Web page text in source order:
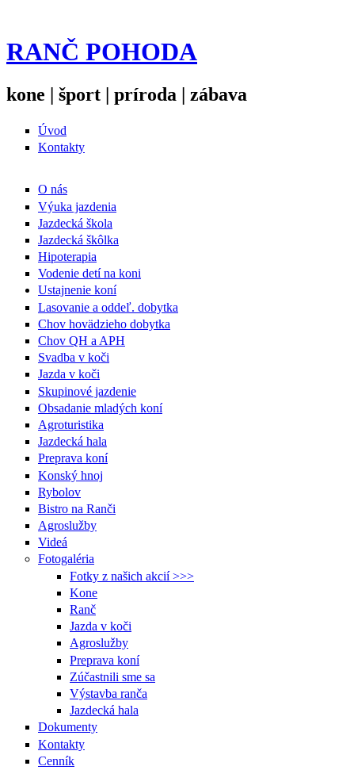
RANČ POHODA
kone | šport | príroda | zábava
Úvod
Kontakty
O nás
Výuka jazdenia
Jazdecká škola
Jazdecká škôlka
Hipoterapia
Vodenie detí na koni
Ustajnenie koní
Lasovanie a oddeľ. dobytka
Chov hovädzieho dobytka
Chov QH a APH
Svadba v koči
Jazda v koči
Skupinové jazdenie
Obsadanie mladých koní
Agroturistika
Jazdecká hala
Preprava koní
Konský hnoj
Rybolov
Bistro na Ranči
Agroslužby
Videá
Fotogaléria
Fotky z našich akcií >>>
Kone
Ranč
Jazda v koči
Agroslužby
Preprava koní
Zúčastnili sme sa
Výstavba ranča
Jazdecká hala
Dokumenty
Kontakty
Cenník